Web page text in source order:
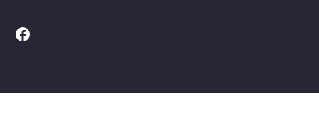
Facebook